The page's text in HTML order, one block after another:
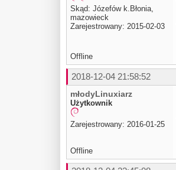
Skąd: Józefów k.Błonia,
mazowieck
Zarejestrowany: 2015-02-03
Offline
2018-12-04 21:58:52
młodyLinuxiarz
Użytkownik
Zarejestrowany: 2016-01-25
Offline